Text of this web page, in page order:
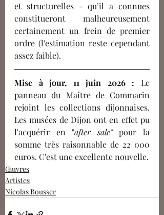
et structurelles - qu’il a connues
constitueront malheureusement
certainement un frein de premier
ordre (l'estimation reste cependant
assez faible).
Mise à jour, 11 juin 2026 : Le
panneau du Maître de Commarin
rejoint les collections dijonnaises.
Les musées de Dijon ont en effet pu
l'acquérir en "after sale" pour la
somme très raisonnable de 22 000
euros. C'est une excellente nouvelle.
Œuvres
Artistes
Nicolas Bousser